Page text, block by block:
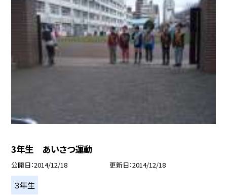
3年生 あいさつ運動
公開日 2014/12/18 更新日 2014/12/18
３年生